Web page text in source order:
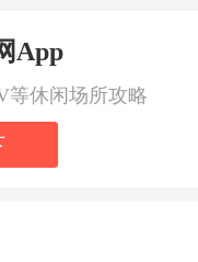
App
等休闲场所攻略